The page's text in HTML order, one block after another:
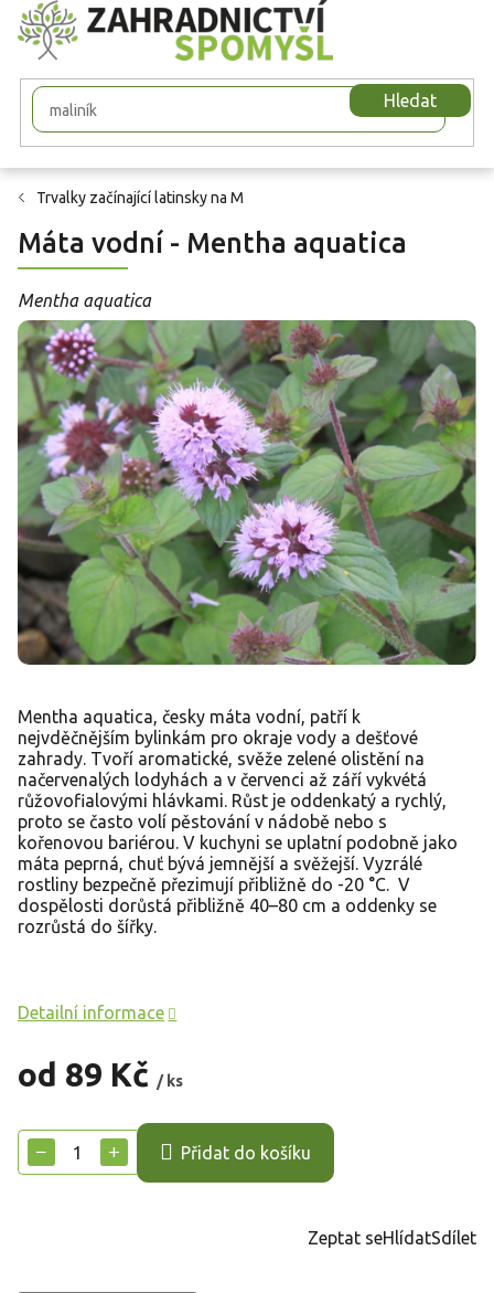
Přejít
na
obsah
Hledat
Trvalky začínající latinsky na M
Máta vodní - Mentha aquatica
Mentha aquatica
od 89 Kč / ks
cena:
+
− Přidat do košíku
Mentha aquatica, česky máta vodní, patří k
nejvděčnějším bylinkám pro okraje vody a dešťové
zahrady. Tvoří aromatické, svěže zelené olistění na
načervenalých lodyhách a v červenci až září vykvétá
růžovofialovými hlávkami. Růst je oddenkatý a rychlý,
proto se často volí pěstování v nádobě nebo s
kořenovou bariérou. V kuchyni se uplatní podobně jako
máta peprná, chuť bývá jemnější a svěžejší. Vyzrálé
rostliny bezpečně přezimují přibližně do -20 °C. V
dospělosti dorůstá přibližně 40–80 cm a oddenky se
rozrůstá do šířky.
Detailní informace
Zeptat seHlídatSdílet